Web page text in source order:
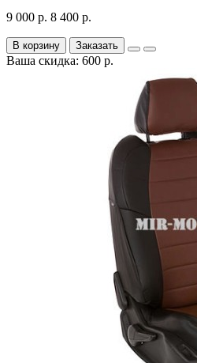
9 000 р. 8 400 р.
В корзину Заказать
Ваша скидка: 600 р.